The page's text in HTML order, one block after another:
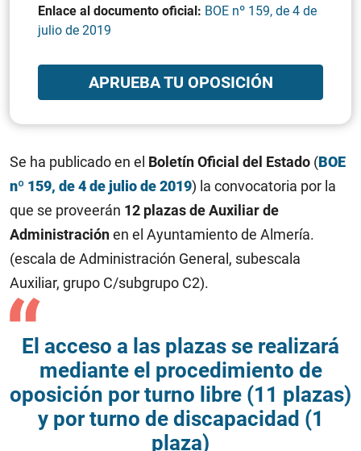
Enlace al documento oficial: BOE nº 159, de 4 de
julio de 2019
APRUEBA TU OPOSICIÓN
Se ha publicado en el Boletín Oficial del Estado (BOE
nº 159, de 4 de julio de 2019) la convocatoria por la
que se proveerán 12 plazas de Auxiliar de
Administraciónen el Ayuntamiento de Almería.
(escala de Administración General, subescala
Auxiliar, grupo C/subgrupo C2).
El acceso a las plazas se realizará
mediante el procedimiento de
oposición por turno libre (11 plazas)
y por turno de discapacidad (1
plaza)